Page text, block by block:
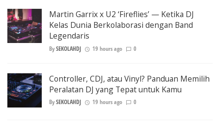
Martin Garrix x U2 ‘Fireflies’ — Ketika DJ
Kelas Dunia Berkolaborasi dengan Band
Legendaris
BySEKOLAHDJ 19 hours ago 0
Controller, CDJ, atau Vinyl? Panduan Memilih
Peralatan DJ yang Tepat untuk Kamu
BySEKOLAHDJ 19 hours ago 0